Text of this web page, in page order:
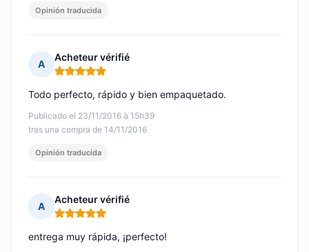
Opinión traducida
A
Acheteur vérifié
Nota: 5 de 5
Publicado el 23/11/2016 à 15h39
tras una compra de 14/11/2016
Todo perfecto, rápido y bien empaquetado.
Opinión traducida
A
Acheteur vérifié
Nota: 5 de 5
entrega muy rápida, ¡perfecto!